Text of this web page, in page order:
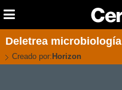
Deletrea microbiología
Creado por: Horizon